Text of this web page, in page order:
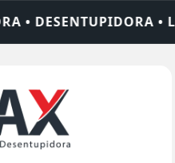
DE FOSSA • 24